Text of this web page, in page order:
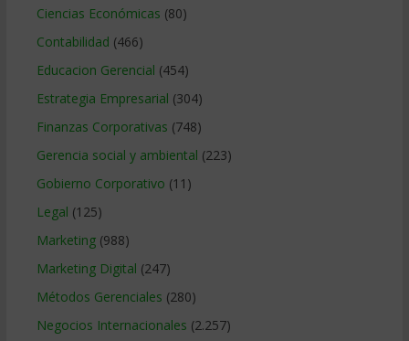
Ciencias Económicas (80)
Contabilidad (466)
Educacion Gerencial (454)
Estrategia Empresarial (304)
Finanzas Corporativas (748)
Gerencia social y ambiental (223)
Gobierno Corporativo (11)
Legal (125)
Marketing(988)
Marketing Digital (247)
Métodos Gerenciales (280)
Negocios Internacionales (2.257)